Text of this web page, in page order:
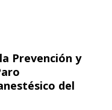
Prevención y
del